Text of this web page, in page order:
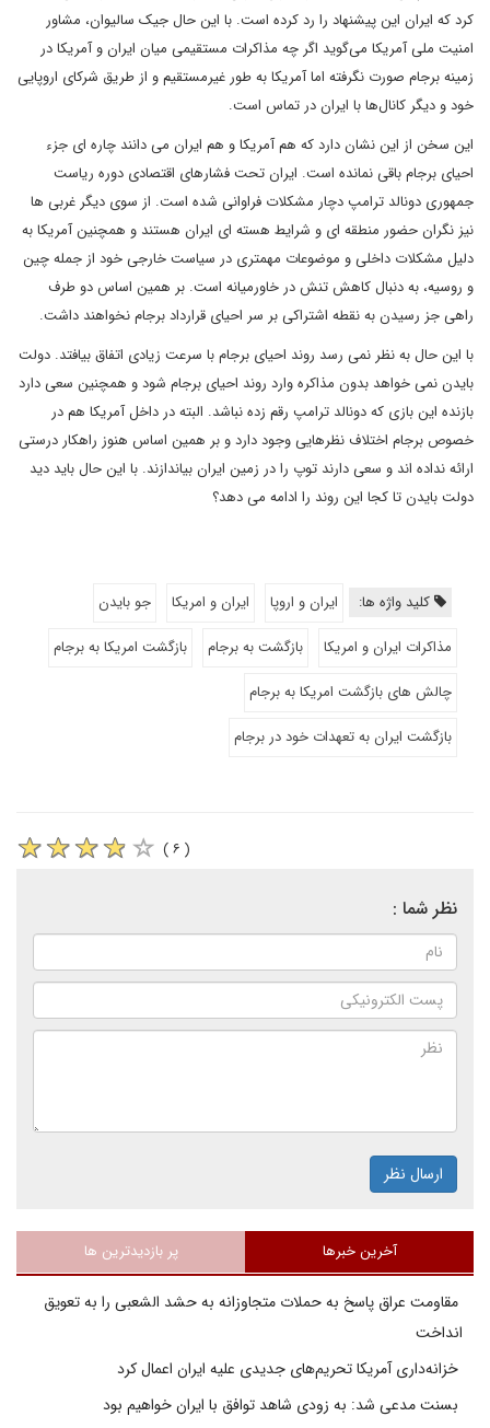
کرد که ایران این پیشنهاد را رد کرده است. با این حال جیک سالیوان، مشاور
امنیت ملی آمریکا می‌گوید اگر چه مذاکرات مستقیمی میان ایران و آمریکا در
زمینه برجام صورت نگرفته اما آمریکا به طور غیرمستقیم و از طریق شرکای اروپایی
خود و دیگر کانال‌ها با ایران در تماس است.
این سخن از این نشان دارد که هم آمریکا و هم ایران می دانند چاره ای جزء
احیای برجام باقی نمانده است. ایران تحت فشارهای اقتصادی دوره ریاست
جمهوری دونالد ترامپ دچار مشکلات فراوانی شده است. از سوی دیگر غربی ها
نیز نگران حضور منطقه ای و شرایط هسته ای ایران هستند و همچنین آمریکا به
دلیل مشکلات داخلی و موضوعات مهمتری در سیاست خارجی خود از جمله چین
و روسیه، به دنبال کاهش تنش در خاورمیانه است. بر همین اساس دو طرف
راهی جز رسیدن به نقطه اشتراکی بر سر احیای قرارداد برجام نخواهند داشت.
با این حال به نظر نمی رسد روند احیای برجام با سرعت زیادی اتفاق بیافتد. دولت
بایدن نمی خواهد بدون مذاکره وارد روند احیای برجام شود و همچنین سعی دارد
بازنده این بازی که دونالد ترامپ رقم زده نباشد. البته در داخل آمریکا هم در
خصوص برجام اختلاف نظرهایی وجود دارد و بر همین اساس هنوز راهکار درستی
ارائه نداده اند و سعی دارند توپ را در زمین ایران بیاندازند. با این حال باید دید
دولت بایدن تا کجا این روند را ادامه می دهد؟
کلید واژه ها: ایران و اروپا ایران و امریکا
جو بایدن
مذاکرات ایران و امریکا
بازگشت به برجام
بازگشت امریکا به برجام
چالش های بازگشت امریکا به برجام
بازگشت ایران به تعهدات خود در برجام
( ۶ )
نظر شما :
ارسال نظر
آخرین خبرها پر بازدیدترین ها
مقاومت عراق پاسخ به حملات متجاوزانه به حشد الشعبی را به تعویق
انداخت
خزانه‌داری آمریکا تحریم‌های جدیدی علیه ایران اعمال کرد
بسنت مدعی شد: به زودی شاهد توافق با ایران خواهیم بود